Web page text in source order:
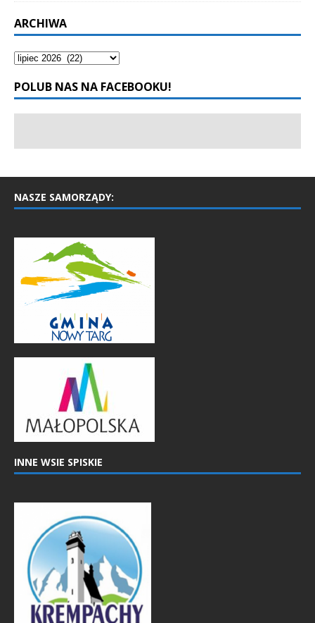
ARCHIWA
POLUB NAS NA FACEBOOKU!
NASZE SAMORZĄDY:
INNE WSIE SPISKIE